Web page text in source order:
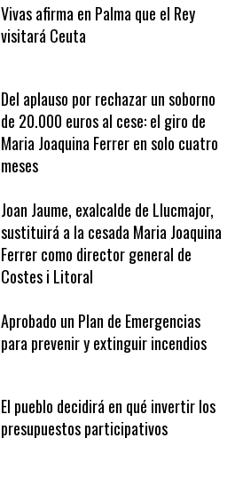
Vivas afirma en Palma que el Rey
visitará Ceuta
Del aplauso por rechazar un soborno
de 20.000 euros al cese: el giro de
Maria Joaquina Ferrer en solo cuatro
meses
Joan Jaume, exalcalde de Llucmajor,
sustituirá a la cesada Maria Joaquina
Ferrer como director general de
Costes i Litoral
Aprobado un Plan de Emergencias
para prevenir y extinguir incendios
El pueblo decidirá en qué invertir los
presupuestos participativos